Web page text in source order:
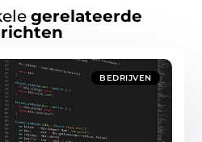
gerelateerde
BEDRIJVEN